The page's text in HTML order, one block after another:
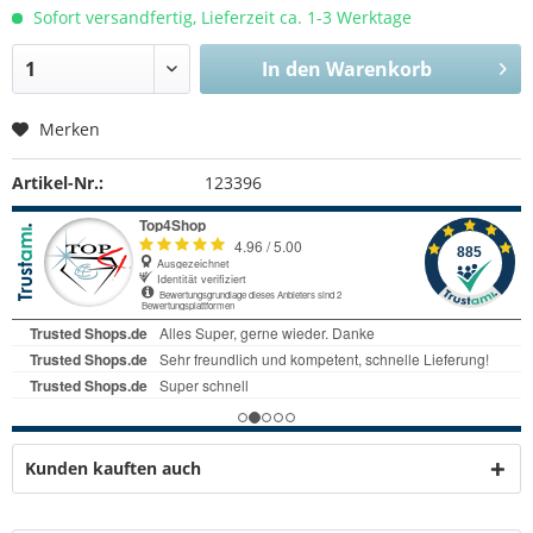
Sofort versandfertig, Lieferzeit ca. 1-3 Werktage
In den Warenkorb
Merken
Artikel-Nr.: 123396
Kunden kauften auch